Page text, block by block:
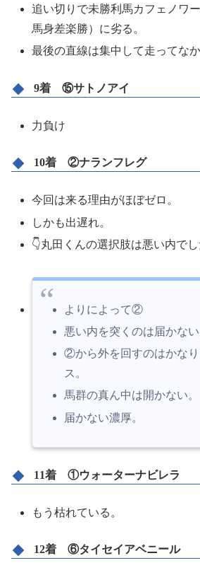
追い切りで未勝利馬カフェノワ
馬身差楽勝）に劣る。
最後の直線は集中して走ってなか
9着 ⑮サトノアイ
力負け
10着 ②ナランフレグ
今回は来る理由がほぼゼロ。
しかも出遅れ。
👇丸田くんの選択肢は悪い内でし
よりによって②
悪い内を突くのは届かない
②から外を回すのはかな
ス。
馬群の真ん中は開かない。
届かない濃厚。
11着 ①ウォーターナビレラ
もう枯れている。
12着 ⑥タイセイアベニール